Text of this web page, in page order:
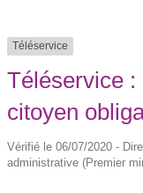
Téléservice
Téléservice
citoyen
Vérifié le 06/07/2020 -
administrative (Premier